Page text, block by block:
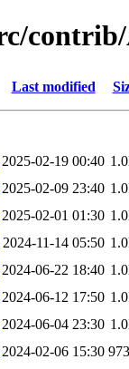
Last modified
2025-02-19 00:40
2025-02-09 23:40
2025-02-01 01:30
2024-11-14 05:50
2024-06-22 18:40
2024-06-12 17:50
2024-06-04 23:30
2024-02-06 15:30